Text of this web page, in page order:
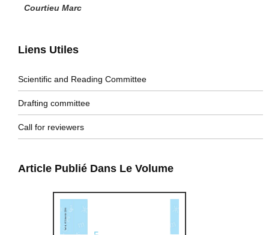
Liens Utiles
Scientific and Reading Committee
Drafting committee
Call for reviewers
Article Publié Dans Le Volume
Courtieu Marc